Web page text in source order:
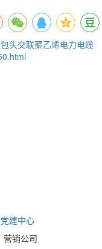
包头交联聚乙烯电力电缆
党建中心
销公司